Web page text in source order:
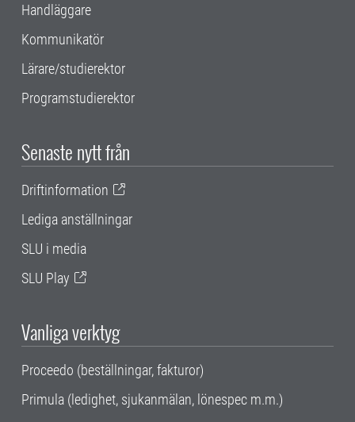
Handläggare
Kommunikatör
Lärare/studierektor
Programstudierektor
Senaste nytt från
Driftinformation
Lediga anställningar
SLU i media
SLU Play
Vanliga verktyg
Proceedo (beställningar, fakturor)
Primula (ledighet, sjukanmälan, lönespec m.m.)